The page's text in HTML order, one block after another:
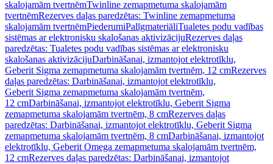
skalojamām tvertnēmTwinline zemapmetuma skalojamām
tvertnēmRezerves daļas paredzētas: Twinline zemapmetuma
skalojamām tvertnēmPiederumiPalīgmateriāliTualetes podu vadības
sistēmas ar elektronisku skalošanas aktivizācijuRezerves daļas
paredzētas: Tualetes podu vadības sistēmas ar elektronisku
skalošanas aktivizācijuDarbināšanai, izmantojot elektrotīklu,
Geberit Sigma zemapmetuma skalojamām tvertnēm, 12 cmRezerves
daļas paredzētas: Darbināšanai, izmantojot elektrotīklu,
Geberit Sigma zemapmetuma skalojamām tvertnēm,
12 cmDarbināšanai, izmantojot elektrotīklu, Geberit Sigma
zemapmetuma skalojamām tvertnēm, 8 cmRezerves daļas
paredzētas: Darbināšanai, izmantojot elektrotīklu, Geberit Sigma
zemapmetuma skalojamām tvertnēm, 8 cmDarbināšanai, izmantojot
elektrotīklu, Geberit Omega zemapmetuma skalojamām tvertnēm,
12 cmRezerves daļas paredzētas: Darbināšanai, izmantojot